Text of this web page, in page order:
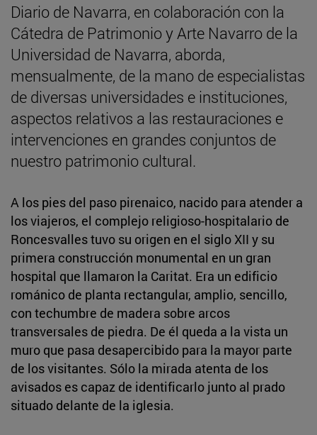
Diario de Navarra, en colaboración con la
Cátedra de Patrimonio y Arte Navarro de la
Universidad de Navarra, aborda,
mensualmente, de la mano de especialistas
de diversas universidades e instituciones,
aspectos relativos a las restauraciones e
intervenciones en grandes conjuntos de
nuestro patrimonio cultural.
A los pies del paso pirenaico, nacido para atender a
los viajeros, el complejo religioso-hospitalario de
Roncesvalles tuvo su origen en el siglo XII y su
primera construcción monumental en un gran
hospital que llamaron la Caritat. Era un edificio
románico de planta rectangular, amplio, sencillo,
con techumbre de madera sobre arcos
transversales de piedra. De él queda a la vista un
muro que pasa desapercibido para la mayor parte
de los visitantes. Sólo la mirada atenta de los
avisados es capaz de identificarlo junto al prado
situado delante de la iglesia.